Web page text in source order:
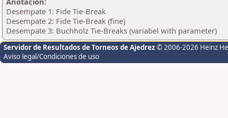
Desempate 1: Fide Tie-Break
Desempate 2: Fide Tie-Break (fine)
Desempate 3: Buchholz Tie-Breaks (variabel with parameter)
Servidor de Resultados de Torneos de Ajedrez © 2006-2026 Heinz
Aviso legal/Condiciones de uso